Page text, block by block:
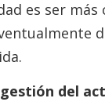
es ser
del